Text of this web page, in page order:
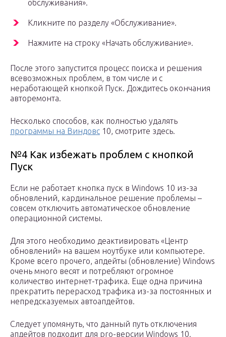
обслуживания».
Кликните по разделу «Обслуживание».
Нажмите на строку «Начать обслуживание».
После этого запустится процесс поиска и решения
всевозможных проблем, в том числе и с
неработающей кнопкой Пуск. Дождитесь окончания
авторемонта.
Несколько способов, как полностью удалять
программы на Виндовс 10, смотрите здесь.
№4 Как избежать проблем с кнопкой
Пуск
Если не работает кнопка пуск в Windows 10 из-за
обновлений, кардинальное решение проблемы –
совсем отключить автоматическое обновление
операционной системы.
Для этого необходимо деактивировать «Центр
обновлений» на вашем ноутбуке или компьютере.
Кроме всего прочего, апдейты (обновление) Windows
очень много весят и потребляют огромное
количество интернет-трафика. Еще одна причина
прекратить перерасход трафика из-за постоянных и
непредсказуемых автоапдейтов.
Следует упомянуть, что данный путь отключения
апдейтов подходит для pro-версии Windows 10.